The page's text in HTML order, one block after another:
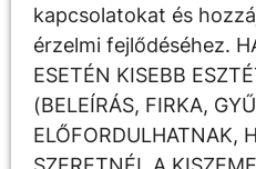
kapcsolatokat és
érzelmi fejlődéséhez.
ESETÉN KISEBB
(BELEÍRÁS, FIRKA,
ELŐFORDULHATNAK,